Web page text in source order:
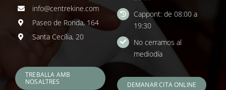
info@centrekine.com
Paseo de Ronda, 164
Santa Cecília, 20
TREBALLA AMB
NOSALTRES
Cappont: de 08:00 a
19:30
No cerramos al
mediodía
DEMANAR CITA ONLINE